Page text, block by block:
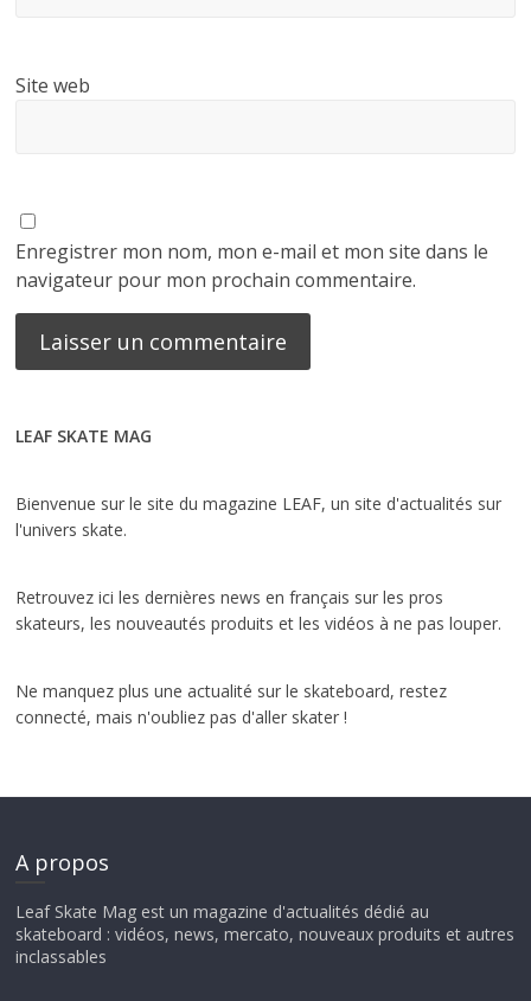
Site web
Enregistrer mon nom, mon e-mail et mon site dans le
navigateur pour mon prochain commentaire.
LEAF SKATE MAG
Bienvenue sur le site du magazine LEAF, un site d'actualités sur
l'univers skate.
Retrouvez ici les dernières news en français sur les pros
skateurs, les nouveautés produits et les vidéos à ne pas louper.
Ne manquez plus une actualité sur le skateboard, restez
connecté, mais n'oubliez pas d'aller skater !
A propos
Leaf Skate Mag est un magazine d'actualités dédié au
skateboard : vidéos, news, mercato, nouveaux produits et autres
inclassables